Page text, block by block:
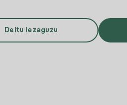
Deitu iezaguzu